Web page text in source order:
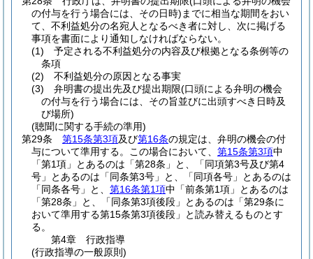
の付与を行う場合には、その日時) までに相当な期間をおい
て、不利益処分の名宛人となるべき者に対し、次に掲げる
事項を書面により通知しなければならない。
(1)
予定される不利益処分の内容及び根拠となる条例等の
条項
(2)
不利益処分の原因となる事実
(3)
弁明書の提出先及び提出期限(口頭による弁明の機会
の付与を行う場合には、その旨並びに出頭すべき日時及
び場所)
(聴聞に関する手続の準用)
第29条
第15条第3項及び第16条の規定は、弁明の機会の付
与について準用する。
この場合において、 第15条第3項中
「第1項」とあるのは「第28条」と、「同項第3号及び第4
号」とあるのは「同条第3号」と、「同項各号」とあるのは
「同条各号」と、 第16条第1項中「前条第1項」とあるのは
「第28条」と、「同条第3項後段」とあるのは「第29条に
おいて準用する第15条第3項後段」と読み替えるものとす
る。
第4章
行政指導
(行政指導の一般原則)